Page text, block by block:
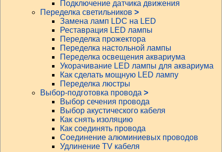
Подключение датчика движения
Переделка светильников >
Замена ламп LDC на LED
Реставрация LED лампы
Переделка прожектора
Переделка настольной лампы
Переделка освещения аквариума
Укорачивание LED лампы для аквариума
Как сделать мощную LED лампу
Переделка люстры
Выбор-подготовка провода >
Выбор сечения провода
Выбор акустического кабеля
Как снять изоляцию
Как соединять провода
Соединение алюминиевых проводов
Удлинение TV кабеля